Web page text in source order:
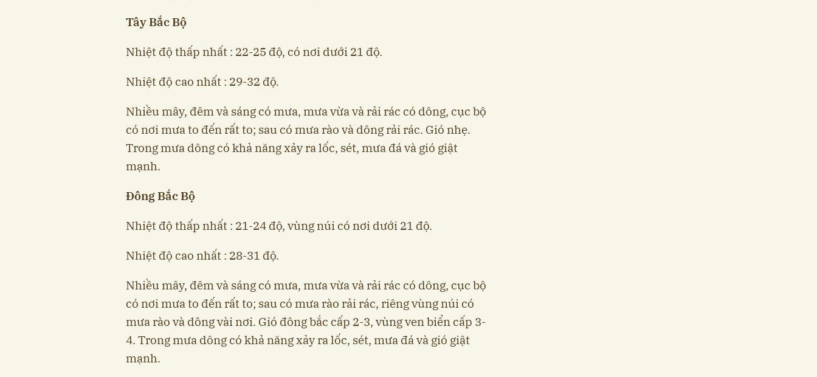
Tây Bắc Bộ
Nhiệt độ thấp nhất : 22-25 độ, có nơi dưới 21 độ.
Nhiệt độ cao nhất : 29-32 độ.
Nhiều mây, đêm và sáng có mưa, mưa vừa và rải rác có dông, cục bộ
có nơi mưa to đến rất to; sau có mưa rào và dông rải rác. Gió nhẹ.
Trong mưa dông có khả năng xảy ra lốc, sét, mưa đá và gió giật
mạnh.
Đông Bắc Bộ
Nhiệt độ thấp nhất : 21-24 độ, vùng núi có nơi dưới 21 độ.
Nhiệt độ cao nhất : 28-31 độ.
Nhiều mây, đêm và sáng có mưa, mưa vừa và rải rác có dông, cục bộ
có nơi mưa to đến rất to; sau có mưa rào rải rác, riêng vùng núi có
mưa rào và dông vài nơi. Gió đông bắc cấp 2-3, vùng ven biển cấp 3-
4. Trong mưa dông có khả năng xảy ra lốc, sét, mưa đá và gió giật
mạnh.